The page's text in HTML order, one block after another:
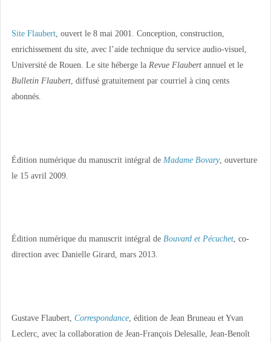
Site Flaubert, ouvert le 8 mai 2001. Conception, construction,
enrichissement du site, avec l’aide technique du service audio-visuel,
Université de Rouen. Le site héberge la Revue Flaubertannuel et le
Bulletin Flaubert, diffusé gratuitement par courriel à cinq cents
abonnés.
Édition numérique du manuscrit intégral de Madame Bovary, ouverture
le 15 avril 2009.
Édition numérique du manuscrit intégral de Bouvard et Pécuchet, co-
direction avec Danielle Girard, mars 2013.
Gustave Flaubert, Correspondance, édition de Jean Bruneau et Yvan
Leclerc, avec la collaboration de Jean-François Delesalle, Jean-Benoît